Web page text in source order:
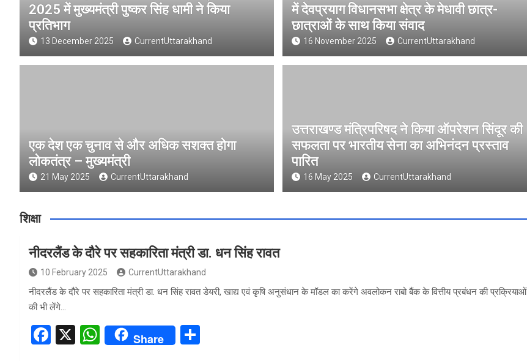
2025 में मुख्यमंत्री पुष्कर सिंह धामी ने किया
प्रतिभाग
13 December 2025 CurrentUttarakhand
में देवप्रयाग विधानसभा क्षेत्र के मेधावी छात्र-
छात्राओं के साथ किया संवाद
16 November 2025 CurrentUttarakhand
एक देश एक चुनाव से और अधिक सशक्त होगा
लोकतंत्र – मुख्यमंत्री
21 May 2025 CurrentUttarakhand
उत्तराखण्ड मंत्रिपरिषद ने किया ऑपरेशन सिंदूर की
सफलता पर भारतीय सेना का अभिनंदन प्रस्ताव
पारित
16 May 2025 CurrentUttarakhand
शिक्षा
नीदरलैंड के दौरे पर सहकारिता मंत्री डा. धन सिंह रावत
10 February 2025 CurrentUttarakhand
नीदरलैंड के दौरे पर सहकारिता मंत्री डा. धन सिंह रावत डेयरी, खाद्य एवं कृषि अनुसंधान के मॉडल का करेंगे अवलोकन राबो बैंक के वित्तीय प्रबंधन की प्रक्रियाओं
की भी लेंगे…
F
X
W
Share